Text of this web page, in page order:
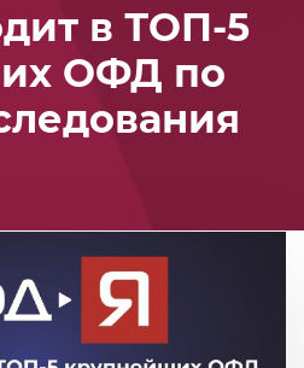
в ТОП-5
ОФД по